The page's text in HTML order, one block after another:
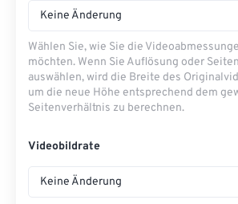
Keine Änderung
Wählen Sie, wie Sie die
möchten. Wenn Sie Auflösung oder
auswählen, wird die Breite des
um die neue Höhe entsprechend dem
Seitenverhältnis zu berechnen.
Videobildrate
Keine Änderung